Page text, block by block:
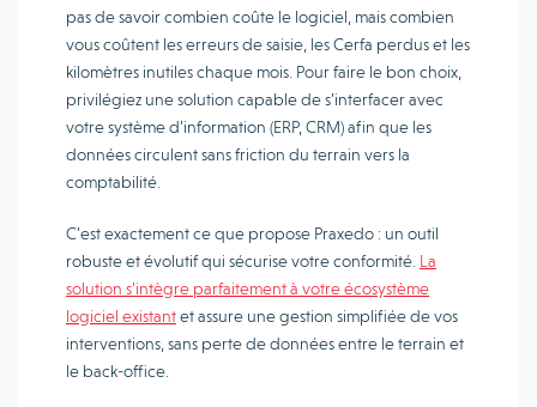
pas de savoir combien coûte le logiciel, mais combien
vous coûtent les erreurs de saisie, les Cerfa perdus et les
kilomètres inutiles chaque mois. Pour faire le bon choix,
privilégiez une solution capable de s’interfacer avec
votre système d’information (ERP, CRM) afin que les
données circulent sans friction du terrain vers la
comptabilité.
C’est exactement ce que propose Praxedo : un outil
robuste et évolutif qui sécurise votre conformité. La
solution s’intègre parfaitement à votre écosystème
logiciel existantet assure une gestion simplifiée de vos
interventions, sans perte de données entre le terrain et
le back-office.